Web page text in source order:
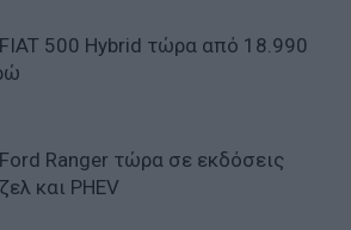
500 Hybrid τώρα από 18.990
Ranger τώρα σε εκδόσεις
και PHEV